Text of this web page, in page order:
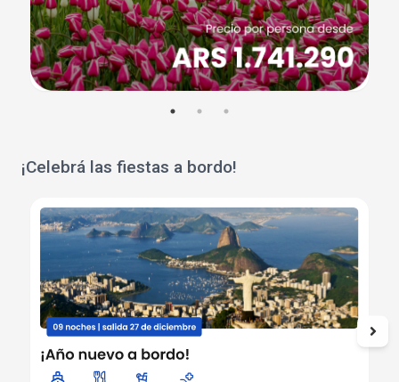
¡Celebrá las fiestas a bordo!